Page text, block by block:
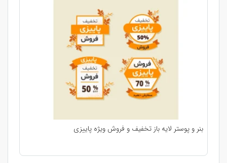
بنر و پوستر لایه باز تخفیف و فروش ویژه پاییزی